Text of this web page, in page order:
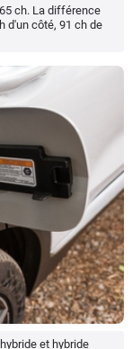
ch. La différence
d'un côté, 91 ch de
et hybride